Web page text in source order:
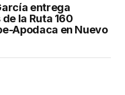
entrega
la Ruta 160
Apodaca en Nuevo